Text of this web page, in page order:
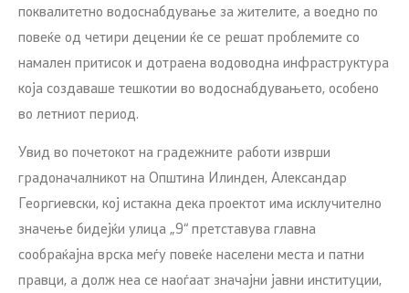
поквалитетно водоснабдување за жителите, а воедно по
повеќе од четири децении ќе се решат проблемите со
намален притисок и дотраена водоводна инфраструктура
која создаваше тешкотии во водоснабдувањето, особено
во летниот период.
Увид во почетокот на градежните работи изврши
градоначалникот на Општина Илинден, Александар
Георгиевски, кој истакна дека проектот има исклучително
значење бидејќи улица „9“ претставува главна
сообраќајна врска меѓу повеќе населени места и патни
правци, а долж неа се наоѓаат значајни јавни институции,